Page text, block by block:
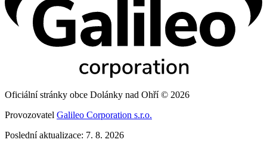
Oficiální stránky obce Dolánky nad Ohří © 2026
Provozovatel Galileo Corporation s.r.o.
Poslední aktualizace: 7. 8. 2026